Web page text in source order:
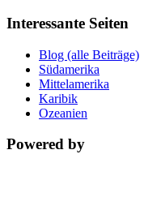
Interessante Seiten
Blog (alle Beiträge)
Südamerika
Mittelamerika
Karibik
Ozeanien
Powered by